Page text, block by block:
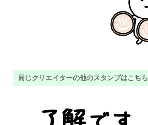
同じクリエイターの他のスタンプはこちら